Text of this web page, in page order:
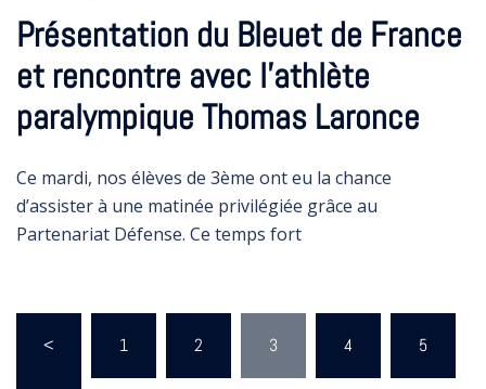
Présentation du Bleuet de France
et rencontre avec l’athlète
paralympique Thomas Laronce
Ce mardi, nos élèves de 3ème ont eu la chance
d’assister à une matinée privilégiée grâce au
Partenariat Défense. Ce temps fort
< 1 2 3 4 5